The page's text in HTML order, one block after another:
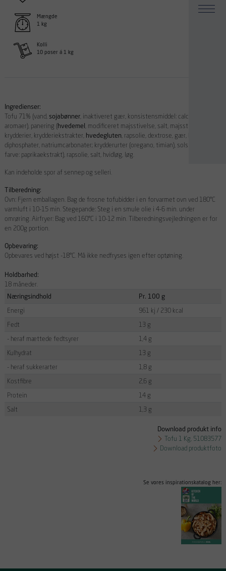
Mængde
1 kg
Kolli
10 poser á 1 kg
Ingredienser:
Tofu 71% (vand,sojabønner, inaktiveret gær, konsistensmiddel: calciumsulfat,
aromaer), panering (hvedemel, modificeret majsstivelse, salt, majsstivelse,
krydderier, krydderiekstrakter, hvedegluten, rapsolie, dextrose, gær, hævemidler:
diphosphater, natriumcarbonater; krydderurter (oregano, timian), solsikkeolie,
farve: paprikaekstrakt), rapsolie, salt, hvidløg, løg.
Kan indeholde spor af sennep og selleri.
Tilberedning:
Ovn: Fjern emballagen. Bag de frosne tofubidder i en forvarmet ovn ved 180°C
varmluft i 10-15 min. Stegepande: Steg i en smule olie i 4-6 min. under
omrøring. Airfryer: Bag ved 160°C i 10-12 min. Tilberedningsvejledningen er for
en 200g portion.
Opbevaring:
Opbevares ved højst -18°C. Må ikke nedfryses igen efter optøning.
Holdbarhed:
18 måneder.
Næringsindhold
Pr. 100 g
Energi
961 kj / 230 kcal
Fedt
13 g
- heraf mættede fedtsyrer
1,4 g
Kulhydrat
13 g
- heraf sukkerarter
1,8 g
Kostfibre
2,6 g
Protein
14 g
Salt
1,3 g
Download produkt info
Tofu 1 Kg, 51083577
Download produktfoto
Se vores inspirationskatalog her: